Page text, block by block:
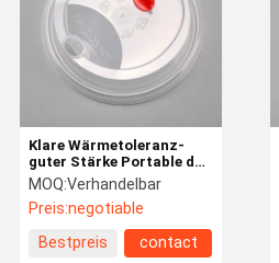
Klare Wärmetoleranz-
guter Stärke Portable des
pp.-heiße Plastikschalen-
Deckel-90mm
MOQ:Verhandelbar
Preis:negotiable
Bestpreis
contact